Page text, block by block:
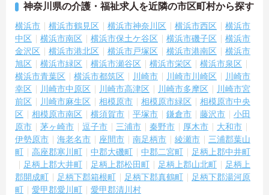
神奈川県の介護・福祉求人を近隣の市区町村から探す
横浜市 横浜市鶴見区 横浜市神奈川区 横浜市西区
横浜市
中区
横浜市南区 横浜市保土ケ谷区 横浜市磯子区
横浜市
金沢区
横浜市港北区 横浜市戸塚区 横浜市港南区
横浜市
旭区
横浜市緑区 横浜市瀬谷区 横浜市栄区
横浜市泉区
横浜市青葉区
横浜市都筑区 川崎市 川崎市川崎区
川崎市
幸区
川崎市中原区 川崎市高津区 川崎市多摩区
川崎市宮
前区
川崎市麻生区 相模原市 相模原市緑区
相模原市中央
区
相模原市南区 横須賀市 平塚市 鎌倉市 藤沢市
小田
原市
茅ヶ崎市 逗子市 三浦市 秦野市 厚木市
大和市
伊勢原市
海老名市 座間市 南足柄市 綾瀬市
三浦郡葉山
町
高座郡寒川町 中郡大磯町 中郡二宮町
足柄上郡中井町
足柄上郡大井町
足柄上郡松田町 足柄上郡山北町
足柄上
郡開成町
足柄下郡箱根町 足柄下郡真鶴町
足柄下郡湯河原
町
愛甲郡愛川町 愛甲郡清川村